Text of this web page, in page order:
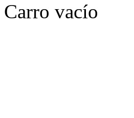
Carro vacío